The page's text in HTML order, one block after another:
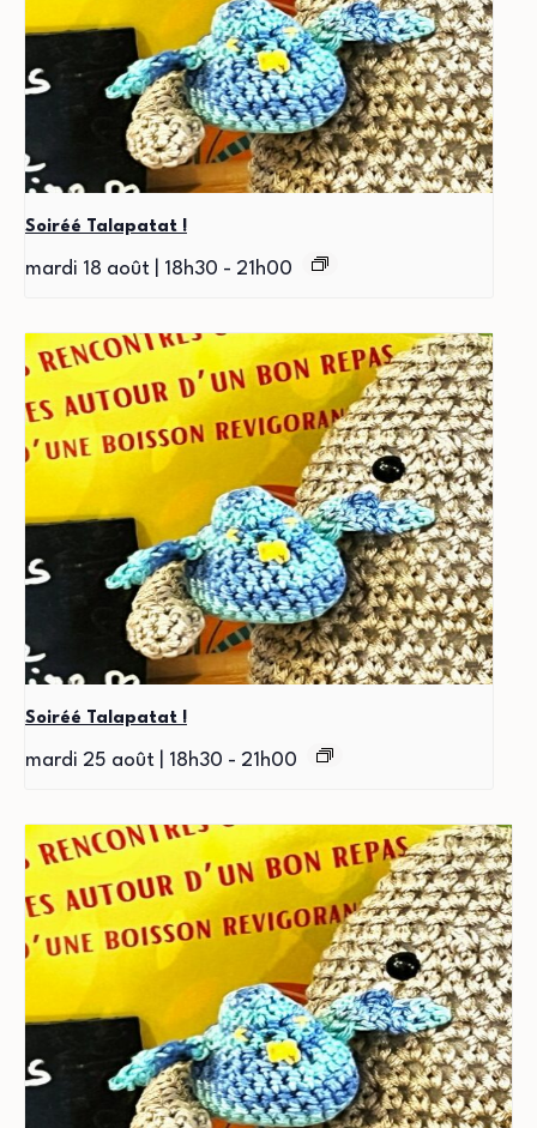
Soiréé Talapatat !
mardi 18 août | 18h30 - 21h00
Soiréé Talapatat !
mardi 25 août | 18h30 - 21h00